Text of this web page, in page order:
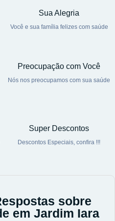
Sua Alegria
Você e sua família felizes com saúde
Preocupação com Você
Nós nos preocupamos com sua saúde
Super Descontos
Descontos Especiais, confira !!!
sobre
em Jardim Iara